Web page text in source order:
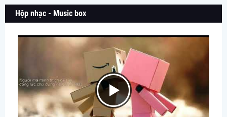
Hộp nhạc - Music box